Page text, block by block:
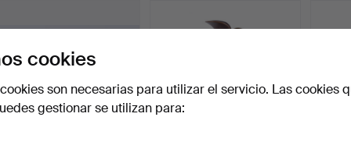
cookies
son necesarias para utilizar el servicio. Las cookies
gestionar se utilizan para: